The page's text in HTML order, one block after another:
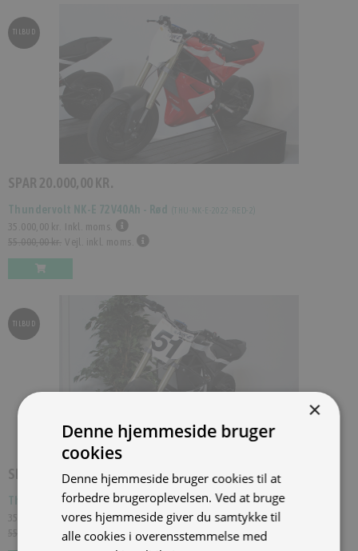
TILBUD
SPAR 20.000,00 KR.
Thundervolt NK-E 72V40Ah - Rød ( THU-NK-E-2022-RED-2
35.000,00 kr.
Inkl. moms.
55.000,00 kr. Vejl. inkl. moms.
TILBUD
SPAR 20.000,00 KR.
Thundervolt NK-E 72V40Ah - Sort (THU-NK-E-2022-BLK-1 )
35.000,00 kr. Inkl. moms.
55.000,00 kr.
Vejl. inkl. moms.
×
Denne hjemmeside bruger
cookies
Denne hjemmeside bruger cookies til at
forbedre brugeroplevelsen. Ved at bruge
vores hjemmeside giver du samtykke til
alle cookies i overensstemmelse med